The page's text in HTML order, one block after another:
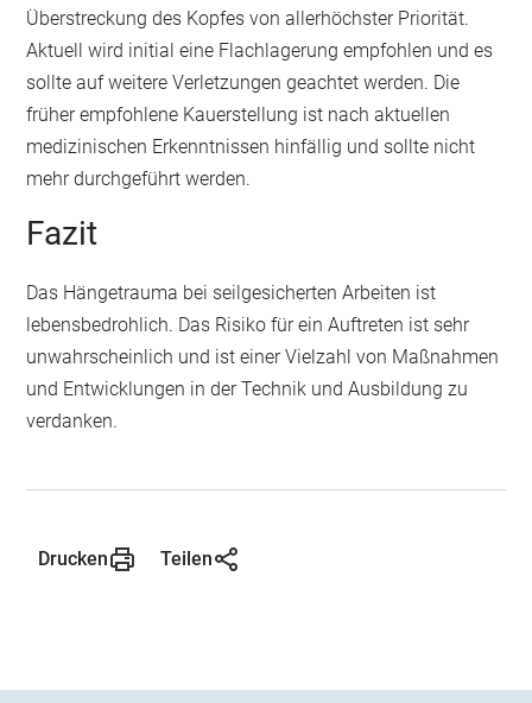
Überstreckung des Kopfes von allerhöchster Priorität.
Aktuell wird initial eine Flachlagerung empfohlen und es
sollte auf weitere Verletzungen geachtet werden. Die
früher empfohlene Kauerstellung ist nach aktuellen
medizinischen Erkenntnissen hinfällig und sollte nicht
mehr durchgeführt werden.
Fazit
Das Hängetrauma bei seilgesicherten Arbeiten ist
lebensbedrohlich. Das Risiko für ein Auftreten ist sehr
unwahrscheinlich und ist einer Vielzahl von Maßnahmen
und Entwicklungen in der Technik und Ausbildung zu
verdanken.
Drucken Teilen